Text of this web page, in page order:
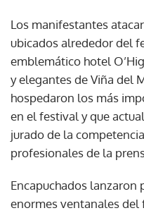
Los manifestantes
ubicados alrededor del
emblemático hotel
y elegantes de Viña del
hospedaron los más
en el festival y que
jurado de la
profesionales de la
Encapuchados
enormes ventanales